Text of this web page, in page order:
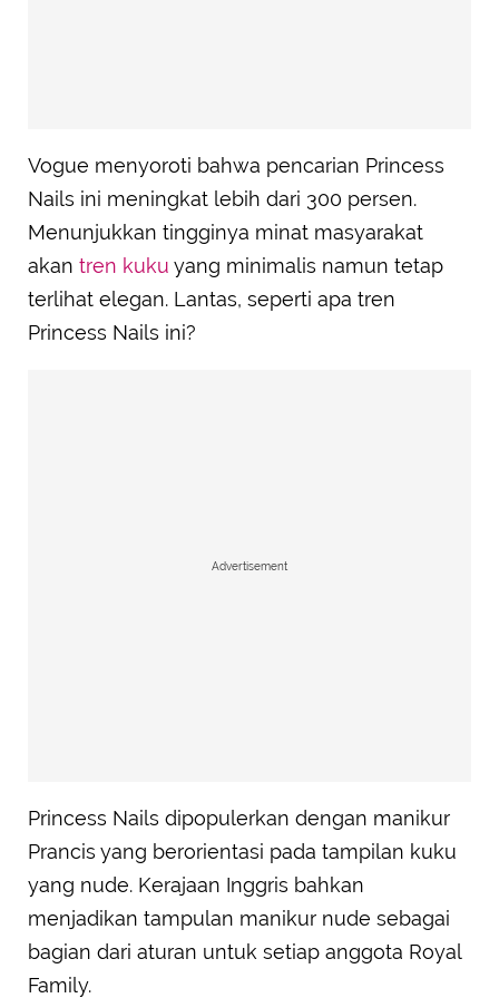
Vogue menyoroti bahwa pencarian Princess
Nails ini meningkat lebih dari 300 persen.
Menunjukkan tingginya minat masyarakat
akan tren kuku yang minimalis namun tetap
terlihat elegan. Lantas, seperti apa tren
Princess Nails ini?
Advertisement
Princess Nails dipopulerkan dengan manikur
Prancis yang berorientasi pada tampilan kuku
yang nude. Kerajaan Inggris bahkan
menjadikan tampulan manikur nude sebagai
bagian dari aturan untuk setiap anggota Royal
Family.